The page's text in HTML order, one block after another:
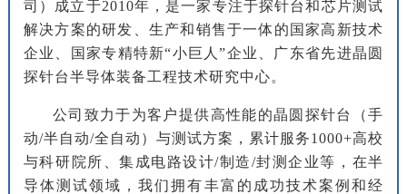
司）成立于2010年，是一家专注于探针台和芯片测试
解决方案的研发、生产和销售于一体的国家高新技术
企业、国家专精特新“小巨人”企业、广东省先进晶圆
探针台半导体装备工程技术研究中心。
公司致力于为客户提供高性能的晶圆探针台（手
动/半自动/全自动）与测试方案，累计服务1000+高校
与科研院所、集成电路设计/制造/封测企业等，在半
导体测试领域，我们拥有丰富的成功技术案例和经